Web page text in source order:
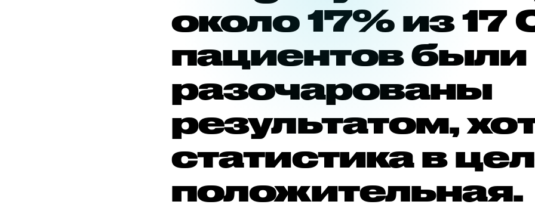
около 17% из 17
пациентов были
разочарованы
результатом,
статистика в
положительная.